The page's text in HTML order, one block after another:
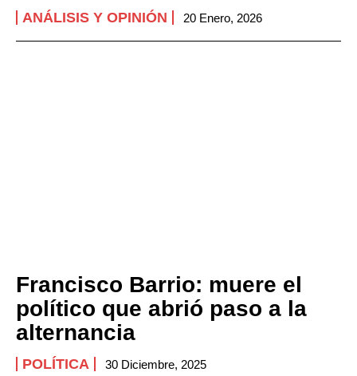
ANÁLISIS Y OPINIÓN 20 Enero, 2026
Francisco Barrio: muere el
político que abrió paso a la
alternancia
POLÍTICA 30 Diciembre, 2025